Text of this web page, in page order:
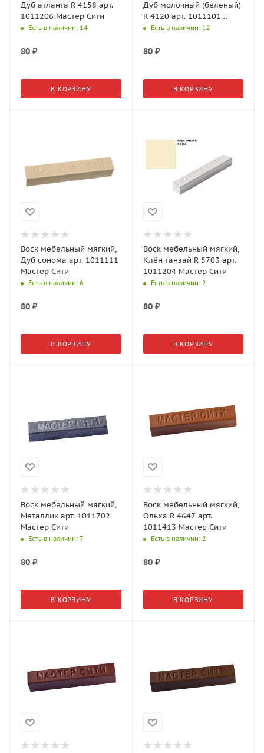
Дуб атланта R 4158 арт.
1011206 Мастер Сити
Есть в наличии: 14
80 ₽
В КОРЗИНУ
Дуб молочный (беленый)
R 4120 арт. 1011101
Мастер Сити
Есть в наличии: 12
80₽
В КОРЗИНУ
Воск мебельный мягкий,
Дуб сонома арт. 1011111
Мастер Сити
Есть в наличии: 6
80 ₽
В КОРЗИНУ
Воск мебельный мягкий,
Клён танзай R 5703 арт.
1011204 Мастер Сити
Есть в наличии: 2
80₽
В КОРЗИНУ
Воск мебельный мягкий,
Металлик арт. 1011702
Мастер Сити
Есть в наличии: 7
80 ₽
В КОРЗИНУ
Воск мебельный мягкий,
Ольха R 4647 арт.
1011413 Мастер Сити
Есть в наличии: 2
80₽
В КОРЗИНУ